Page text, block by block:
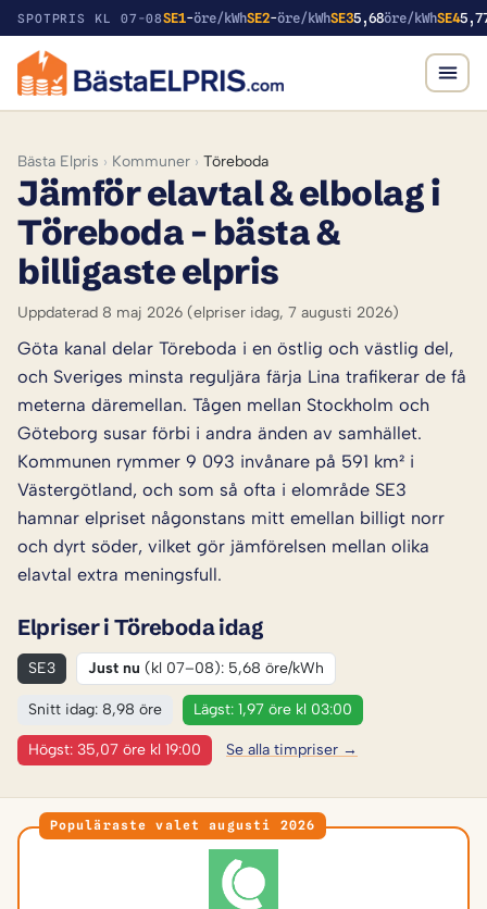
SPOTPRIS KL 07-08SE1-öre/kWhSE2-öre/kWhSE35,68öre/kWhSE4
Bästa Elpris › Kommuner › Töreboda
Jämför elavtal & elbolag i
Töreboda – bästa &
billigaste elpris
Uppdaterad 8 maj 2026 (elpriser idag, 7 augusti 2026)
Göta kanal delar Töreboda i en östlig och västlig del,
och Sveriges minsta reguljära färja Lina trafikerar de få
meterna däremellan. Tågen mellan Stockholm och
Göteborg susar förbi i andra änden av samhället.
Kommunen rymmer 9 093 invånare på 591 km² i
Västergötland, och som så ofta i elområde SE3
hamnar elpriset någonstans mitt emellan billigt norr
och dyrt söder, vilket gör jämförelsen mellan olika
elavtal extra meningsfull.
Elpriser i Töreboda idag
SE3 Just nu (kl 07–08): 5,68 öre/kWh
Snitt idag: 8,98 öre Lägst: 1,97 öre kl 03:00
Högst: 35,07 öre kl 19:00 Se alla timpriser →
Populäraste valet augusti 2026